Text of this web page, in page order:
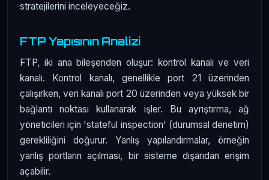
stratejilerini inceleyeceğiz.
FTP Yapısının Analizi
FTP, iki ana bileşenden oluşur: kontrol kanalı ve veri
kanalı. Kontrol kanalı, genellikle port 21 üzerinden
çalışırken, veri kanalı port 20 üzerinden veya yüksek bir
bağlantı noktası kullanarak işler. Bu ayrıştırma, ağ
yöneticileri için 'stateful inspection' (durumsal denetim)
gerekliliğini doğurur. Yanlış yapılandırmalar, örneğin
yanlış portların açılması, bir sisteme dışarıdan erişim
açabilir.